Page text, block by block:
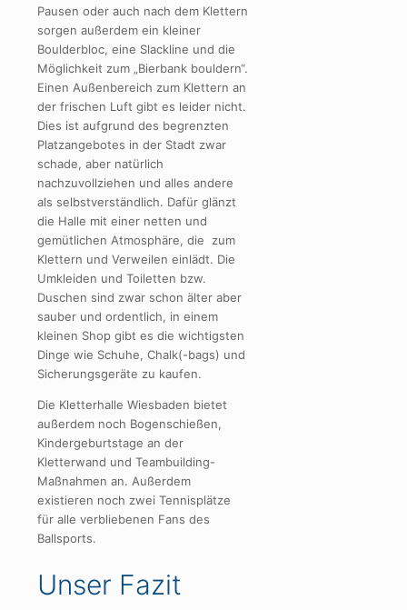
Pausen oder auch nach dem Klettern
sorgen außerdem ein kleiner
Boulderbloc, eine Slackline und die
Möglichkeit zum „Bierbank bouldern“.
Einen Außenbereich zum Klettern an
der frischen Luft gibt es leider nicht.
Dies ist aufgrund des begrenzten
Platzangebotes in der Stadt zwar
schade, aber natürlich
nachzuvollziehen und alles andere
als selbstverständlich. Dafür glänzt
die Halle mit einer netten und
gemütlichen Atmosphäre, die zum
Klettern und Verweilen einlädt. Die
Umkleiden und Toiletten bzw.
Duschen sind zwar schon älter aber
sauber und ordentlich, in einem
kleinen Shop gibt es die wichtigsten
Dinge wie Schuhe, Chalk(-bags) und
Sicherungsgeräte zu kaufen.
Die Kletterhalle Wiesbaden bietet
außerdem noch Bogenschießen,
Kindergeburtstage an der
Kletterwand und Teambuilding-
Maßnahmen an. Außerdem
existieren noch zwei Tennisplätze
für alle verbliebenen Fans des
Ballsports.
Unser Fazit